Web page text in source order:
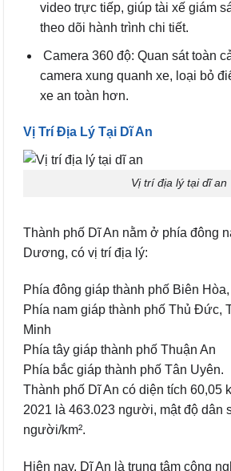
video trực tiếp, giúp tài xế giám
theo dõi hành trình chi tiết.
Camera 360 độ: Quan sát toàn
camera xung quanh xe, loại bỏ
xe an toàn hơn.
Vị Trí Địa Lý Tại Dĩ An
Vị trí địa lý tại dĩ an
Thành phố Dĩ An nằm ở phía đông
Dương, có vị trí địa lý:
Phía đông giáp thành phố Biên
Phía nam giáp thành phố Thủ Đức,
Minh
Phía tây giáp thành phố Thuận An
Phía bắc giáp thành phố Tân Uyên.
Thành phố Dĩ An có diện tích 60,05
2021 là 463.023 người, mật độ dân
người/km².
Hiện nay, Dĩ An là trung tâm công